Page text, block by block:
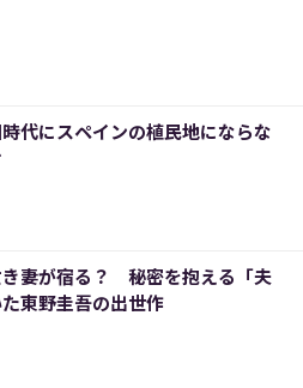
代にスペインの植民地にならな
妻が宿る？ 秘密を抱える「夫
東野圭吾の出世作